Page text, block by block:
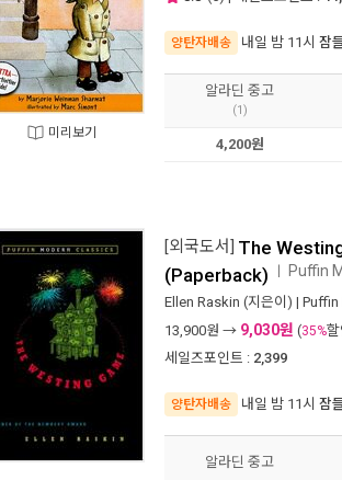
미리보기
양탄자배송 내일 밤 11시 잠
알라딘 중고
(1)
4,200원
[외국도서] The
(Paperback) Puffin
Ellen Raskin (지은이) |
13,900원 → 9,030원 (35%할
세일즈포인트 : 2,399
양탄자배송 내일 밤 11시 잠
알라딘 중고